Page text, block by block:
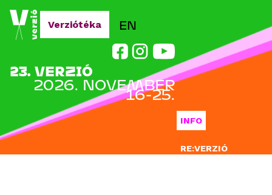
Jump to navigation
INFO
RE:VERZIÓ
EN
23. VERZIÓ
2026. NOVEMBER
16-25.
Verziótéka